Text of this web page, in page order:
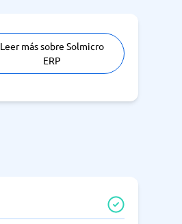
Ver todas las categorías
Leer más sobre Solmicro
ERP